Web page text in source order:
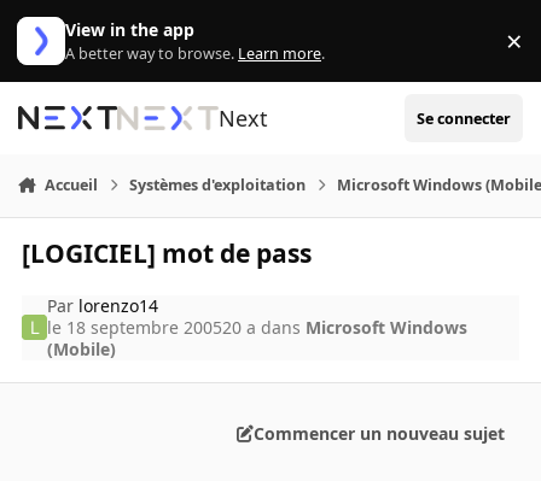
Aller au contenu
View in the app
A better way to browse. Learn more. ×
Next Se connecter
Accueil Systèmes d'exploitation Microsoft Windows
[LOGICIEL] mot de pass
Par lorenzo14
le 18 septembre 200520 a dans Microsoft Windows
(Mobile)
Commencer un nouveau sujet